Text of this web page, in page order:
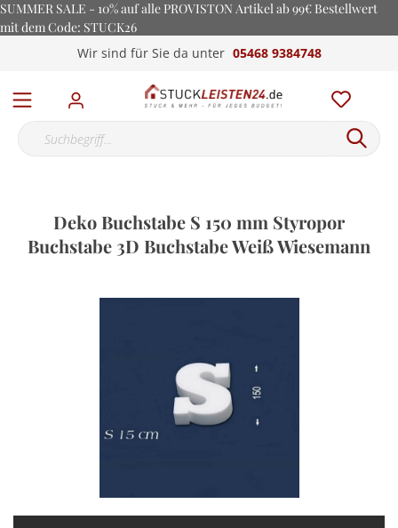
SUMMER SALE - 10% auf alle PROVISTON Artikel ab 99€ Bestellwert
mit dem Code: STUCK26
Wir sind für Sie da unter 05468 9384748
Deko Buchstabe S 150 mm Styropor
Buchstabe 3D Buchstabe Weiß Wiesemann